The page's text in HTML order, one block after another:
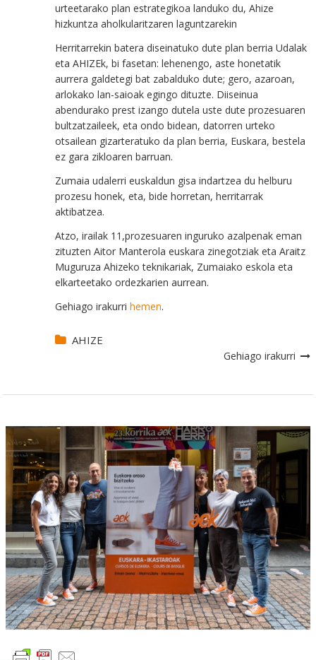
urteetarako plan estrategikoa landuko du, Ahize
hizkuntza aholkularitzaren laguntzarekin
Herritarrekin batera diseinatuko dute plan berria Udalak
eta AHIZEk, bi fasetan: lehenengo, aste honetatik
aurrera galdetegi bat zabalduko dute; gero, azaroan,
arlokako lan-saioak egingo dituzte. Diiseinua
abendurako prest izango dutela uste dute prozesuaren
bultzatzaileek, eta ondo bidean, datorren urteko
otsailean gizarteratuko da plan berria, Euskara, bestela
ez gara zikloaren barruan.
Zumaia udalerri euskaldun gisa indartzea du helburu
prozesu honek, eta, bide horretan, herritarrak
aktibatzea.
Atzo, irailak 11,prozesuaren inguruko azalpenak eman
zituzten Aitor Manterola euskara zinegotziak eta Araitz
Muguruza Ahizeko teknikariak, Zumaiako eskola eta
elkarteetako ordezkarien aurrean.
Gehiago irakurri hemen.
AHIZE
Gehiago irakurri